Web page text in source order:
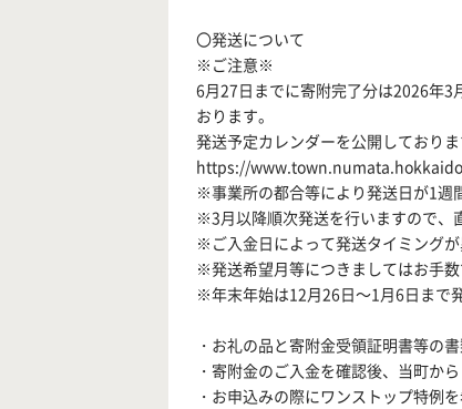
〇発送について
※ご注意※
6月27日までに寄附完了分は2026年3
おります。
発送予定カレンダーを公開しており
https://
※事業所の都合等により発送日が1週
※3月以降順次発送を行いますので、
※ご入金日によって発送タイミングが
※発送希望月等につきましてはお手
※年末年始は12月26日～1月6日まで
・お礼の品と寄附金受領証明書等の
・寄附金のご入金を確認後、当町か
・お申込みの際にワンストップ特例